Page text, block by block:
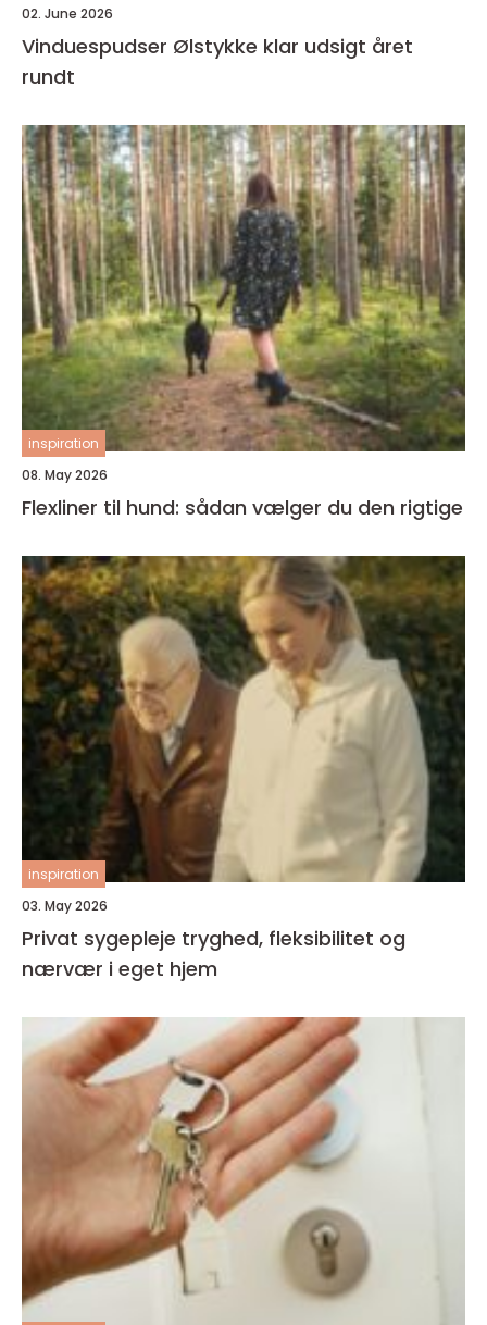
02. June 2026
Vinduespudser Ølstykke klar udsigt året
rundt
inspiration
08. May 2026
Flexliner til hund: sådan vælger du den rigtige
inspiration
03. May 2026
Privat sygepleje tryghed, fleksibilitet og
nærvær i eget hjem